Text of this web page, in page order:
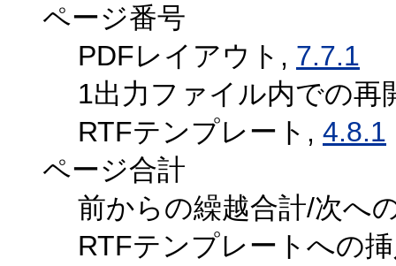
ページ番号
PDFレイアウト, 7.7.1
1出力ファイル内での再
RTFテンプレート, 4.8.1
ページ合計
前からの繰越合計/次へ
RTFテンプレートへの